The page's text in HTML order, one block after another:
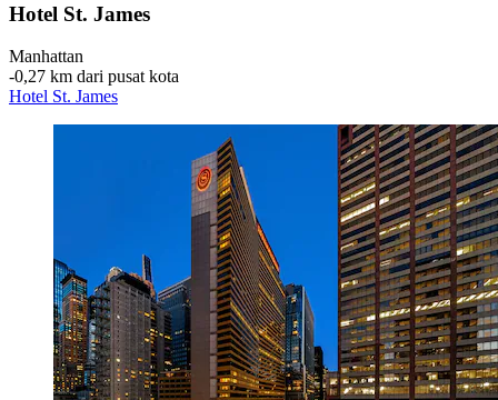
Hotel St. James
Manhattan
‐0,27 km dari pusat kota
Hotel St. James